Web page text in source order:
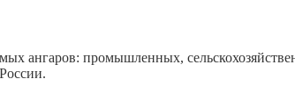
ангаров: промышленных,